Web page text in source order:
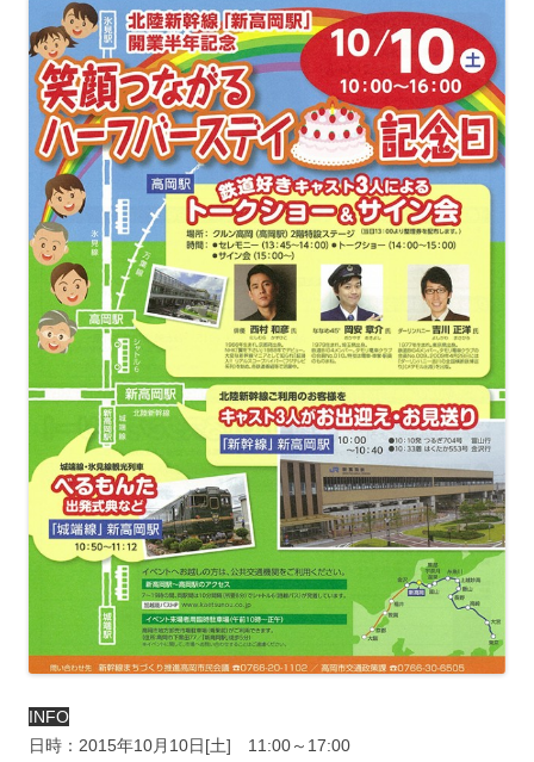
INFO
日時：2015年10月10日[土] 11:00～17:00